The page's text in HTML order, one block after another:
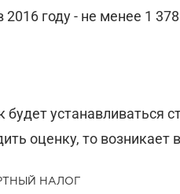
2016 году - не менее 1
будет устанавливаться
оценку, то возникает
НАЛОГ